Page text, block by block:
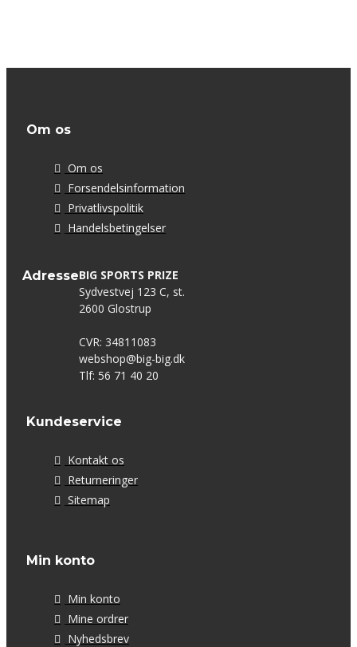
Om os
Om os
Forsendelsinformation
Privatlivspolitik
Handelsbetingelser
AdresseBIG SPORTS PRIZE
Sydvestvej 123 C, st.
2600 Glostrup
CVR: 34811083
webshop@big-big.dk
Tlf: 56 71 40 20
Kundeservice
Kontakt os
Returneringer
Sitemap
Min konto
Min konto
Mine ordrer
Nyhedsbrev